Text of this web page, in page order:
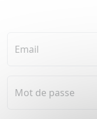
Email
Mot de passe